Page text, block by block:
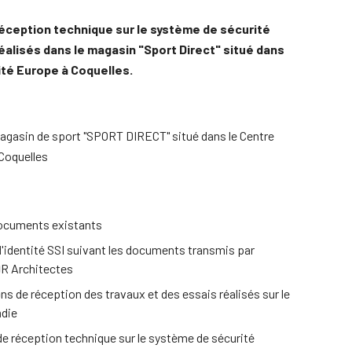
technique sur le système de sécurité
dans le magasin "Sport Direct" situé dans
Europe à Coquelles.
de sport "SPORT DIRECT" situé dans le Centre
existants
SSI suivant les documents transmis par
Architectes
de réception des travaux et des essais réalisés sur le
réception technique sur le système de sécurité